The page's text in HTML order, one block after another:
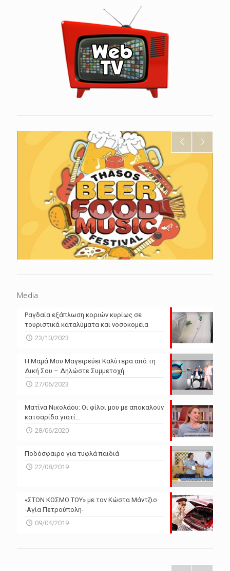
Media
Ραγδαία εξάπλωση κοριών κυρίως σε
τουριστικά καταλύματα και νοσοκομεία
23/10/2023
Η Μαμά Μου Μαγειρεύει Καλύτερα από τη
Δική Σου – Δηλώστε Συμμετοχή
27/06/2023
Ματίνα Νικολάου: Οι φίλοι μου με αποκαλούν
κατσαρίδα γιατί…
28/06/2020
Ποδόσφαιρο για τυφλά παιδιά
22/08/2019
«ΣΤΟΝ ΚΟΣΜΟ ΤΟΥ» με τον Κώστα Μάντζιο
-Αγία Πετρούπολη-
09/04/2019